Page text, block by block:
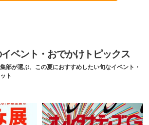
ベント・おでかけトピックス
部が選ぶ、この夏におすすめしたい旬なイベント・
ト